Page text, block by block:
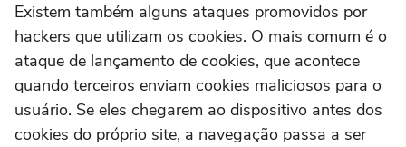
Existem também alguns ataques promovidos por
hackers que utilizam os cookies. O mais comum é o
ataque de lançamento de cookies, que acontece
quando terceiros enviam cookies maliciosos para o
usuário. Se eles chegarem ao dispositivo antes dos
cookies do próprio site, a navegação passa a ser